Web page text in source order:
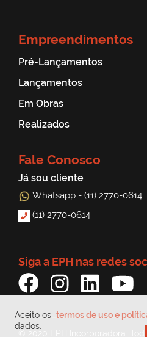
Empreendimentos
Pré-Lançamentos
Lançamentos
Em Obras
Realizados
Fale Conosco
Já sou cliente
Whatsapp - (11) 2770-0614
(11) 2770-0614
© 2020 EPH Incorporadora.
Siga a EPH nas redes
Aceito os termos de uso e
dados.